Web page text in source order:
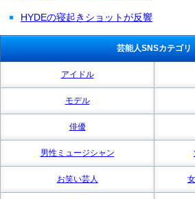
HYDEの寝起きショットが反響
芸能人SNSカテゴリ
アイドル
モデル
俳優
男性ミュージシャン
お笑い芸人